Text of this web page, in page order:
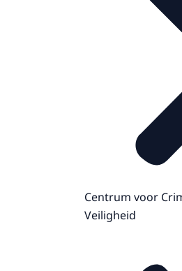
Centrum voor
Veiligheid